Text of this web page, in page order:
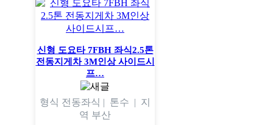
신형 도요타 7FBH 좌식2.5톤
전동지게차 3M인상 사이드시
프…
형식 전동좌식 | 톤수 | 지
역 부산